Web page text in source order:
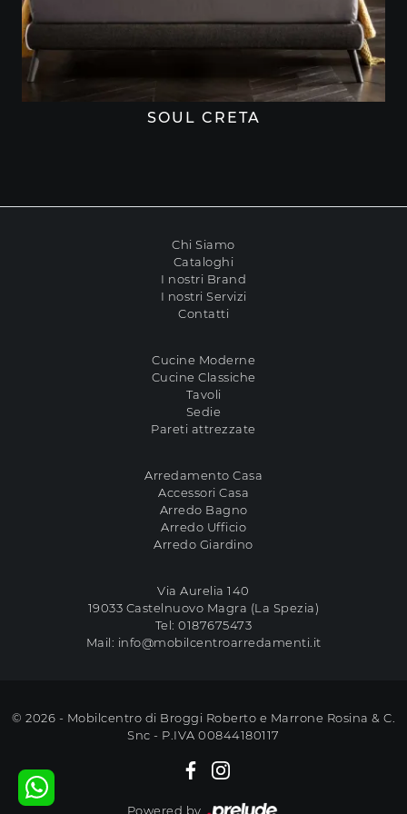
SOUL CRETA
Chi Siamo
Cataloghi
I nostri Brand
I nostri Servizi
Contatti
Cucine Moderne
Cucine Classiche
Tavoli
Sedie
Pareti attrezzate
Arredamento Casa
Accessori Casa
Arredo Bagno
Arredo Ufficio
Arredo Giardino
Via Aurelia 140
19033 Castelnuovo Magra (La Spezia)
Tel:0187675473
Mail: info@mobilcentroarredamenti.it
© 2026 - Mobilcentro di Broggi Roberto e Marrone Rosina & C.
Snc - P.IVA 00844180117
Powered by